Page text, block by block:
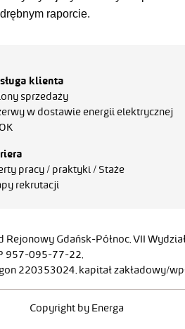
raporcie.
klienta
sprzedaży
w dostawie energii elektrycznej
pracy / praktyki / Staże
rekrutacji
Rejonowy Gdańsk-Północ, VII
957-095-77-22,
220353024, kapitał zakładowy/
Copyright by Energa